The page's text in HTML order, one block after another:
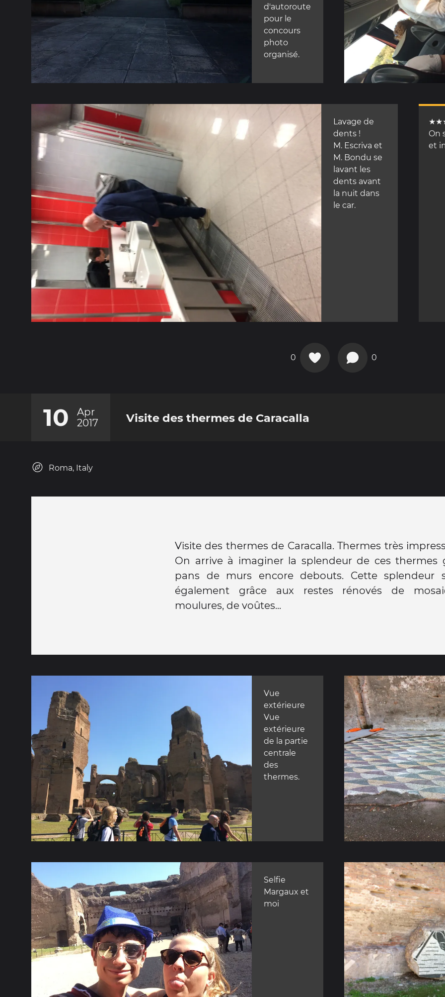
d'autoroute
pour le
concours
photo
organisé.
Lavage de
dents !
M. Escriva et
M. Bondu se
lavant les
dents avant
la nuit dans
le car.
On
et
0 0
10
Apr
2017
Visite des thermes de Caracalla
Roma, Italy
Visite des thermes de Caracalla. Thermes très
On arrive à imaginer la splendeur de ces thermes
pans de murs encore debouts. Cette splendeur
également grâce aux restes rénovés de
moulures, de voûtes...
Vue
extérieure
Vue
extérieure
de la partie
centrale
des
thermes.
Selfie
Margaux et
moi